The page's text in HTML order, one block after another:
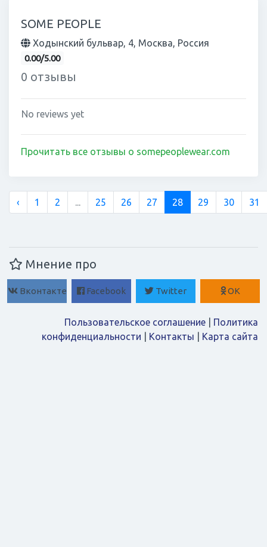
SOME PEOPLE
Ходынский бульвар, 4, Москва, Россия
0.00/5.00
0 отзывы
No reviews yet
Прочитать все отзывы о somepeoplewear.com
‹ 1 2 25 26 27 28 29 30 31
Мнение про
Вконтакте Facebook Twitter ОК
Пользовательское соглашение
Политика
конфиденциальности
Контакты Карта сайта